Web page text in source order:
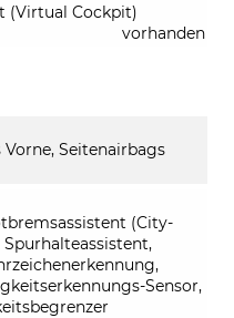
(Virtual Cockpit)
vorhanden
Seitenairbags
(City-
Sensor,